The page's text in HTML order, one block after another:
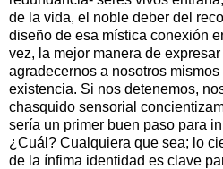
de la vida, el noble deber del
diseño de esa mística conexión
vez, la mejor manera de
agradecernos a nosotros
existencia. Si nos detenemos,
chasquido sensorial
sería un primer buen paso para
¿Cuál? Cualquiera que sea; lo
de la ínfima identidad es clave